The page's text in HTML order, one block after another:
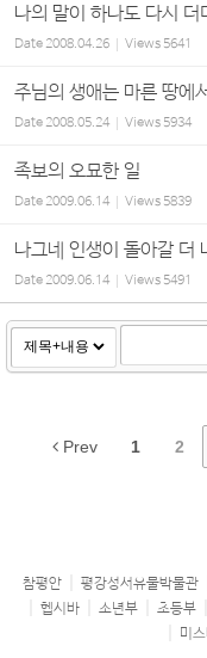
나의 말이 하나도 다시
Date2008.04.26 Views 5641
주님의 생애는 마른 땅에
Date2008.05.24 Views 5934
족보의 오묘한 일
Date2009.06.14 Views 5839
나그네 인생이 돌아갈 더
Date2009.06.14 Views 5491
Prev 1 2
참평안 평강성서유물박물관
헵시바
소년부 초등부
미